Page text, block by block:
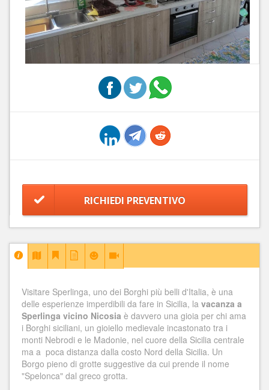
RICHIEDI PREVENTIVO
Visitare Sperlinga, uno dei Borghi più belli d'Italia, è una
delle esperienze imperdibili da fare in Sicilia, la vacanza a
Sperlinga vicino Nicosia è davvero una gioia per chi ama
i Borghi siciliani, un gioiello medievale incastonato tra i
monti Nebrodi e le Madonie, nel cuore della Sicilia centrale
ma a poca distanza dalla costo Nord della Sicilia. Un
Borgo pieno di grotte suggestive da cui prende il nome
"Spelonca" dal greco grotta.